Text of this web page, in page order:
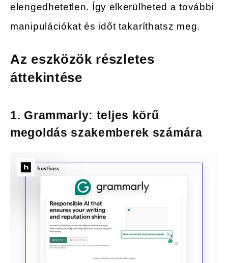
elengedhetetlen. Így elkerülheted a további
manipulációkat és időt takaríthatsz meg.
Az eszközök részletes
áttekintése
1. Grammarly: teljes körű
megoldás szakemberek számára